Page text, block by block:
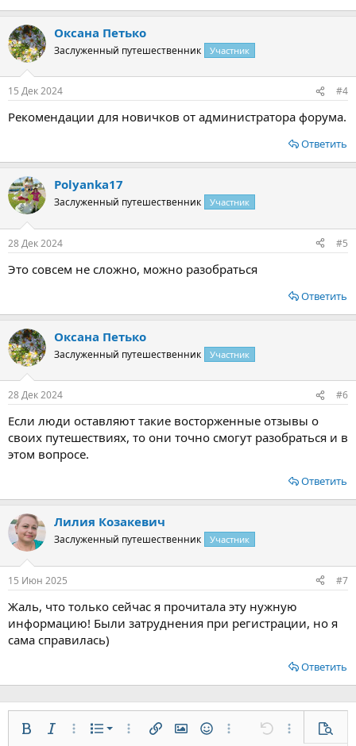
Оксана Петько
Заслуженный путешественник Участник
15 Дек 2024 #4
Рекомендации для новичков от администратора форума.
Ответить
Polyanka17
Заслуженный путешественник Участник
28 Дек 2024 #5
Это совсем не сложно, можно разобраться
Ответить
Оксана Петько
Заслуженный путешественник Участник
28 Дек 2024 #6
Если люди оставляют такие восторженные отзывы о
своих путешествиях, то они точно смогут разобраться и в
этом вопросе.
Ответить
Лилия Козакевич
Заслуженный путешественник Участник
15 Июн 2025 #7
Жаль, что только сейчас я прочитала эту нужную
информацию! Были затруднения при регистрации, но я
сама справилась)
Ответить
ЖирныйКурсивДополнительно...
СписокНумерованный список
Дополнительно...
Вставить ссылку
Вставить изображение
СмайлыДополнительно...
Отменить